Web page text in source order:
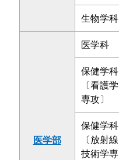
生物学科
医学部
医学科
保健学科
〔看護学
専攻〕
保健学科
〔放射線
技術学専